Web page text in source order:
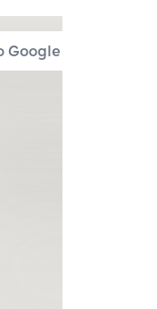
Google Map